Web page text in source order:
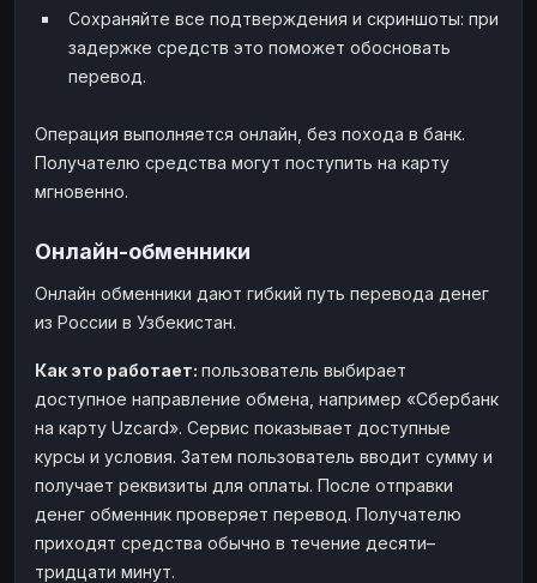
Сохраняйте все подтверждения и скриншоты: при
задержке средств это поможет обосновать
перевод.
Операция выполняется онлайн, без похода в банк.
Получателю средства могут поступить на карту
мгновенно.
Онлайн-обменники
Онлайн обменники дают гибкий путь перевода денег
из России в Узбекистан.
Как это работает: пользователь выбирает
доступное направление обмена, например «Сбербанк
на карту Uzcard». Сервис показывает доступные
курсы и условия. Затем пользователь вводит сумму и
получает реквизиты для оплаты. После отправки
денег обменник проверяет перевод. Получателю
приходят средства обычно в течение десяти–
тридцати минут.